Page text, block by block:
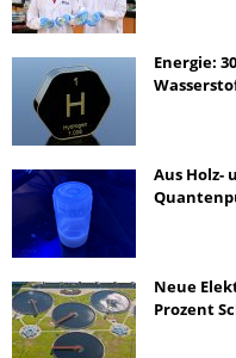
Energie:
Aus Holz-
Neue
Prozent